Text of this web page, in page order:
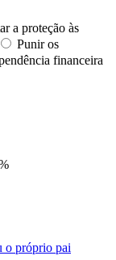
a proteção às
Punir os
financeira